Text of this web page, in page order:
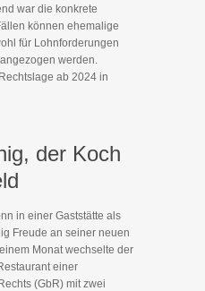
war die konkrete
können ehemalige
für Lohnforderungen
werden.
ab 2024 in
der Koch
in einer Gaststätte als
Freude an seiner neuen
Monat wechselte der
einer
(GbR) mit zwei